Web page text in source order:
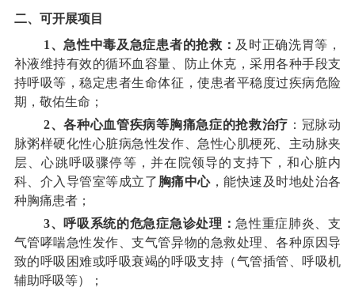
二、可开展项目
1、急性中毒及急症患者的抢救： 及时正确洗胃等，
补液维持有效的循环血容量、防止休克，采用各种手段支
持呼吸等，稳定患者生命体征，使患者平稳度过疾病危险
期，敬佑生命；
2、各种心血管疾病等胸痛急症的抢救治疗 ：冠脉动
脉粥样硬化性心脏病急性发作、急性心肌梗死、主动脉夹
层、心跳呼吸骤停等，并在院领导的支持下，和心脏内
科、介入导管室等成立了 胸痛中心，能快速及时地处治各
种胸痛患者；
3、呼吸系统的危急症急诊处理： 急性重症肺炎、支
气管哮喘急性发作、支气管异物的急救处理、各种原因导
致的呼吸困难或呼吸衰竭的呼吸支持（气管插管、呼吸机
辅助呼吸等）；